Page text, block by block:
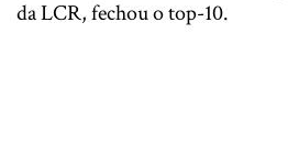
da LCR, fechou o top-10.